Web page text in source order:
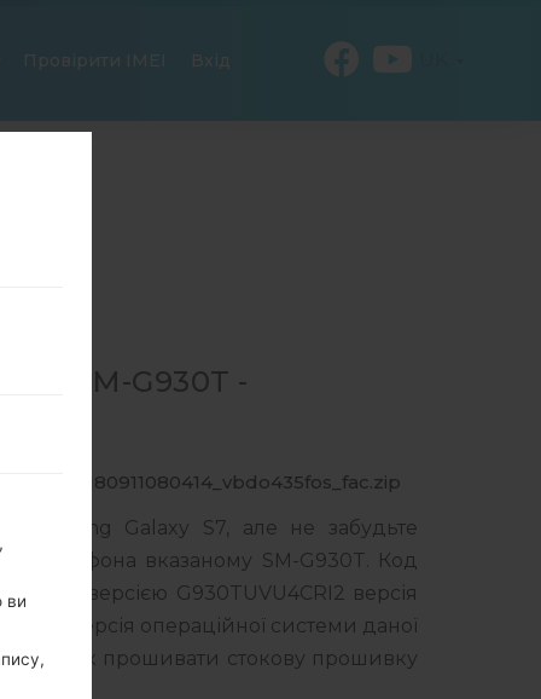
Провірити IMEI Вхід
SM-G930T -
Galaxy S7, але не забудьте
смартфона вказаному SM-G930T. Код
PDA версією G930TUVU4CRI2 версія
Версія операційної системи даної
те, як прошивати стокову прошивку
ви